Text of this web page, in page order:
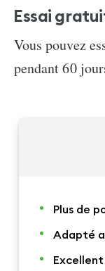
Essai
Vous pouvez
pendant 60
Plus de
Adapté